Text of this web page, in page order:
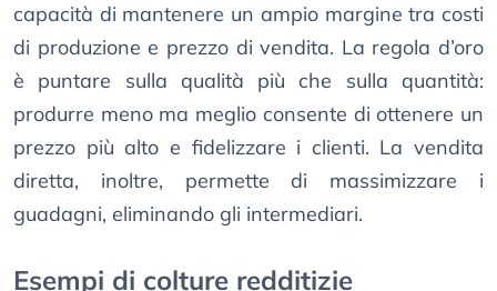
capacità di mantenere un ampio margine tra costi
di produzione e prezzo di vendita. La regola d’oro
è puntare sulla qualità più che sulla quantità:
produrre meno ma meglio consente di ottenere un
prezzo più alto e fidelizzare i clienti. La vendita
diretta, inoltre, permette di massimizzare i
guadagni, eliminando gli intermediari.
Esempi di colture redditizie